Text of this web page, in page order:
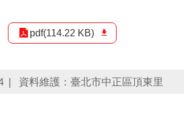
pdf(114.22 KB)
資料維護：臺北市中正區頂東里